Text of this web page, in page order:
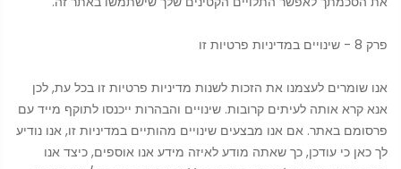
פרק 8 - שינויים במדיניות פרטיות זו
אנו שומרים לעצמנו את הזכות לשנות מדיניות פרטיות זו בכל עת, לכן
אנא קרא אותה לעיתים קרובות. שינויים והבהרות ייכנסו לתוקף מייד עם
פרסומם באתר. אם אנו מבצעים שינויים מהותיים במדיניות זו, אנו נודיע
לך כאן כי עודכן, כך שאתה מודע לאיזה מידע אנו אוספים, כיצד אנו